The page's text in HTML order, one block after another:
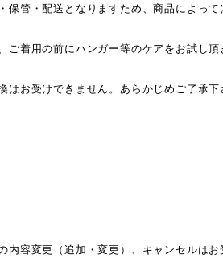
保管・配送となりますため、商品によっ
ご着用の前にハンガー等のケアをお試し
はお受けできません。あらかじめご了承
内容変更（追加・変更）、キャンセルは